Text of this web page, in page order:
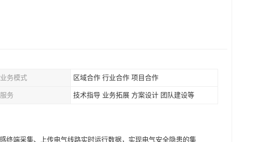
业务模式 区域合作 行业合作 项目合作
服务 技术指导 业务拓展 方案设计 团队建设等
终端采集、上传电气线路实时运行数据，实现电气安全隐患的集